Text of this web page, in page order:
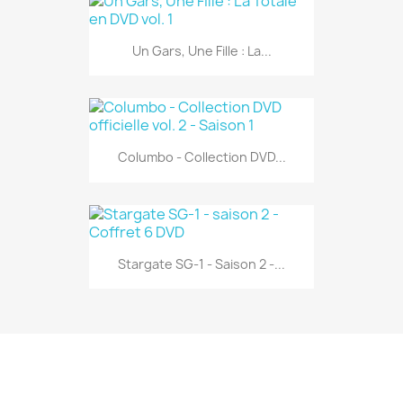
Un Gars, Une Fille : La...
Columbo - Collection DVD...
Stargate SG-1 - Saison 2 -...